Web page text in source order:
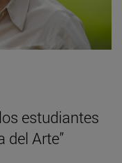
estudiantes
del Arte”